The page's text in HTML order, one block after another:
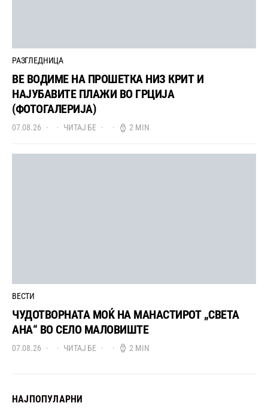
РАЗГЛЕДНИЦА
ВЕ ВОДИМЕ НА ПРОШЕТКА НИЗ КРИТ И
НАЈУБАВИТЕ ПЛАЖИ ВО ГРЦИЈА
(ФОТОГАЛЕРИЈА)
07.08.26 ЧИТАЈ БЕ 2 MIN
ВЕСТИ
ЧУДОТВОРНАТА МОЌ НА МАНАСТИРОТ „СВЕТА
АНА“ ВО СЕЛО МАЛОВИШТЕ
07.08.26 ЧИТАЈ БЕ 2 MIN
НАЈПОПУЛАРНИ